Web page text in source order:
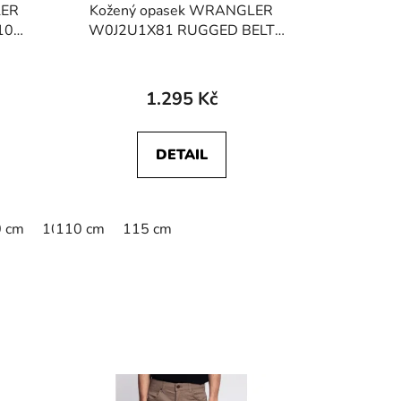
cm 105 cm 110 cm
Kožený opasek WRANGLER
W0J2U1X81 RUGGED BELT
1.295 Kč
DETAIL
110 cm 115 cm